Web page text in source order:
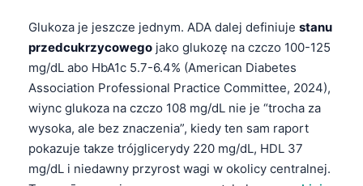
Glukoza je jeszcze jednym. ADA dalej definiuje stanu
przedcukrzycowego jako glukozę na czczo 100-125
mg/dL abo HbA1c 5.7-6.4% (American Diabetes
Association Professional Practice Committee, 2024),
wiync glukoza na czczo 108 mg/dL nie je “trocha za
wysoka, ale bez znaczenia”, kiedy ten sam raport
pokazuje takze trójglicerydy 220 mg/dL, HDL 37
mg/dL i niedawny przyrost wagi w okolicy centralnej.